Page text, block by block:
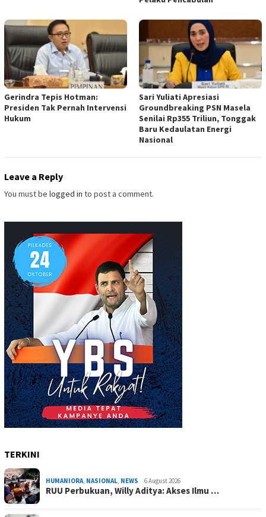
Gerindra Tepis Hotman:
Presiden Tak Pernah Intervensi
Hukum
Sari Yuliati Apresiasi
Groundbreaking PSN Masela
Senilai Rp355 Triliun, Tonggak
Baru Kedaulatan Energi
Nasional
Leave a Reply
You must be logged in to post a comment.
TERKINI
HUMANIORA, NASIONAL, NEWS 6 August 2026
RUU Perbukuan, Willy Aditya: Akses Ilmu …